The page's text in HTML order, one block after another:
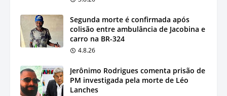
Segunda morte é confirmada após
colisão entre ambulância de Jacobina e
carro na BR-324
4.8.26
Jerônimo Rodrigues comenta prisão de
PM investigada pela morte de Léo
Lanches